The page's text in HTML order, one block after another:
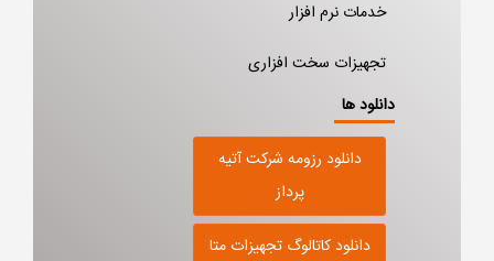
خدمات نرم افزار
تجهیزات سخت افزاری
دانلود ها
دانلود رزومه شرکت آتیه
پرداز
دانلود کاتالوگ تجهیزات متا